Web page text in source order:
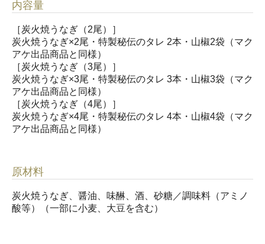
内容量
［炭火焼うなぎ（2尾）］
炭火焼うなぎ×2尾・特製秘伝のタレ 2本・山椒2袋（マク
アケ出品商品と同様）
［炭火焼うなぎ（3尾）］
炭火焼うなぎ×3尾・特製秘伝のタレ 3本・山椒3袋（マク
アケ出品商品と同様）
［炭火焼うなぎ（4尾）］
炭火焼うなぎ×4尾・特製秘伝のタレ 4本・山椒4袋（マク
アケ出品商品と同様）
原材料
炭火焼うなぎ、醤油、味醂、酒、砂糖／調味料（アミノ
酸等）（一部に小麦、大豆を含む）